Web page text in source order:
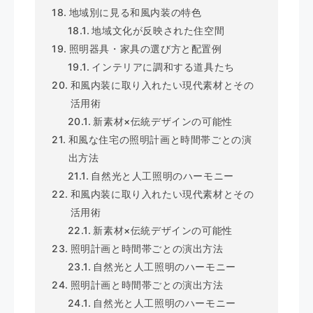
地域別に見る和風内装の特色
地域文化が反映された住空間
照明器具・家具の選び方と配置例
インテリアに調和する道具たち
和風内装に取り入れたい現代素材とその
活用術
新素材×伝統デザインの可能性
和風な住宅の照明計画と時間帯ごとの演
出方法
自然光と人工照明のハーモニー
和風内装に取り入れたい現代素材とその
活用術
新素材×伝統デザインの可能性
照明計画と時間帯ごとの演出方法
自然光と人工照明のハーモニー
照明計画と時間帯ごとの演出方法
自然光と人工照明のハーモニー